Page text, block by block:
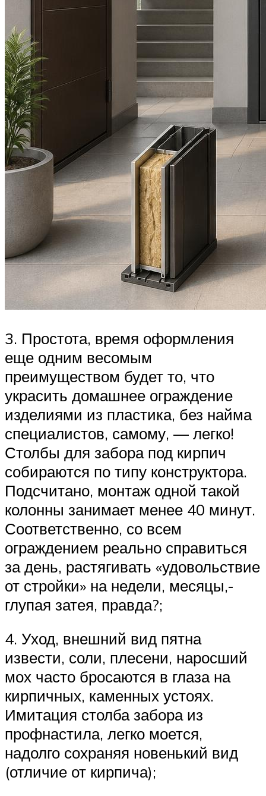
3. Простота, время оформления
еще одним весомым
преимуществом будет то, что
украсить домашнее ограждение
изделиями из пластика, без найма
специалистов, самому, — легко!
Столбы для забора под кирпич
собираются по типу конструктора.
Подсчитано, монтаж одной такой
колонны занимает менее 40 минут.
Соответственно, со всем
ограждением реально справиться
за день, растягивать «удовольствие
от стройки» на недели, месяцы,-
глупая затея, правда?;
4. Уход, внешний вид пятна
извести, соли, плесени, наросший
мох часто бросаются в глаза на
кирпичных, каменных устоях.
Имитация столба забора из
профнастила, легко моется,
надолго сохраняя новенький вид
(отличие от кирпича);